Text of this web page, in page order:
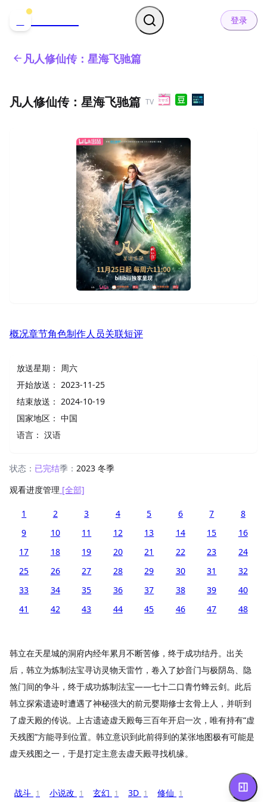
登录
凡人修仙传：星海飞驰篇
凡人修仙传：星海飞驰篇 TV
概况章节角色制作人员关联短评
放送星期：
周六
开始放送： 2023-11-25
结束放送： 2024-10-19
国家地区： 中国
语言： 汉语
状态： 已完结季： 2023 冬季
观看进度管理 [全部]
1 2 3 4 5 6 7
8
9
10 11 12 13 14 15
16
17
18 19 20 21 22 23
24
25
26 27 28 29 30 31
32
33
34 35 36 37 38 39
40
41
42 43 44 45 46 47 48
韩立在天星城的洞府内经年累月不断苦修，终于成功结丹。出关
后，韩立为炼制法宝寻访灵物天雷竹，卷入了妙音门与极阴岛、隐
煞门间的争斗，终于成功炼制法宝——七十二口青竹蜂云剑。此后
韩立探索遗迹时遭遇了神秘强大的前元婴期修士玄骨上人，并听到
了虚天殿的传说。上古遗迹虚天殿每三百年开启一次，唯有持有“虚
天残图”方能寻到位置。韩立意识到此前得到的某张地图极有可能是
虚天残图之一，于是打定主意去虚天殿寻找机缘。
战斗 1 小说改 1 玄幻 1 3D 1 修仙 1